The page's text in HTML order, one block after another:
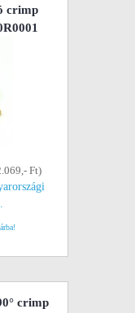
crimp
Ft)
crimp